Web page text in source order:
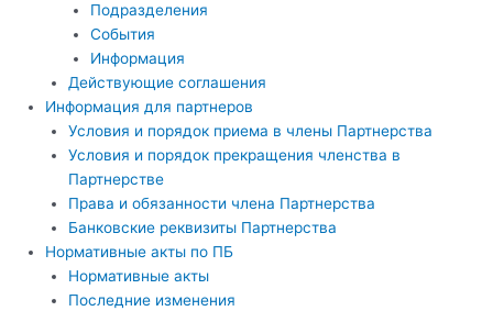
Подразделения
События
Информация
Действующие соглашения
Информация для партнеров
Условия и порядок приема в члены Партнерства
Условия и порядок прекращения членства в
Партнерстве
Права и обязанности члена Партнерства
Банковские реквизиты Партнерства
Нормативные акты по ПБ
Нормативные акты
Последние изменения